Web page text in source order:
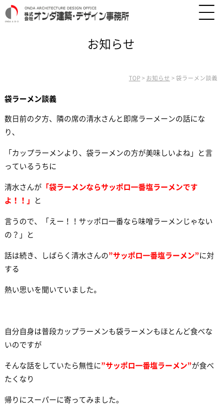
お知らせ
TOP > お知らせ >袋ラーメン談義
袋ラーメン談義
数日前の夕方、隣の席の清水さんと即席ラーメーンの話にな
り、
「カップラーメンより、袋ラーメンの方が美味しいよね」と言
っているうちに
清水さんが「袋ラーメンならサッポロ一番塩ラーメンです
よ！！」
と
言うので、「えー！！サッポロ一番なら味噌ラーメンじゃない
の？」と
話は続き、しばらく清水さんの”サッポロ一番塩ラーメン” に対
する
熱い思いを聞いていました。
自分自身は普段カップラーメンも袋ラーメンもほとんど食べな
いのですが
そんな話をしていたら無性に ”サッポロ一番塩ラーメン”が食べ
たくなり
帰りにスーパーに寄ってみました。